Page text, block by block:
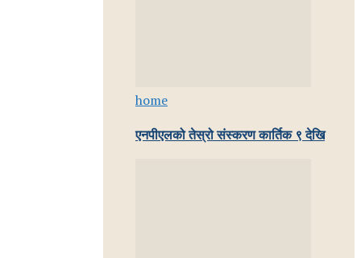
home
एनपीएलको तेस्रो संस्करण कार्तिक ९ देखि